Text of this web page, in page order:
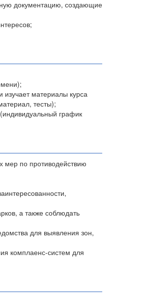
документацию, создающие
изучает материалы курса
тесты);
график
мер по противодействию
а также соблюдать
для выявления зон,
комплаенс-систем для